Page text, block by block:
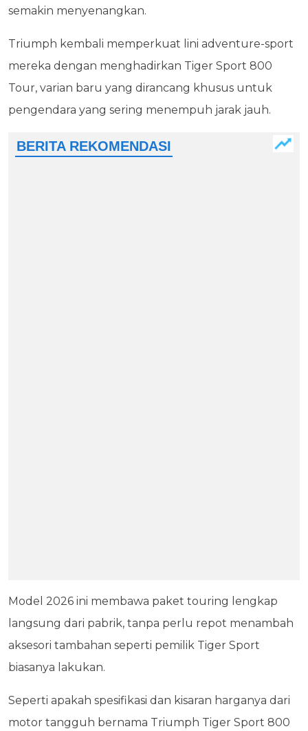
semakin menyenangkan.
Triumph kembali memperkuat lini adventure-sport
mereka dengan menghadirkan Tiger Sport 800
Tour, varian baru yang dirancang khusus untuk
pengendara yang sering menempuh jarak jauh.
Model 2026 ini membawa paket touring lengkap
langsung dari pabrik, tanpa perlu repot menambah
aksesori tambahan seperti pemilik Tiger Sport
biasanya lakukan.
Seperti apakah spesifikasi dan kisaran harganya dari
motor tangguh bernama Triumph Tiger Sport 800